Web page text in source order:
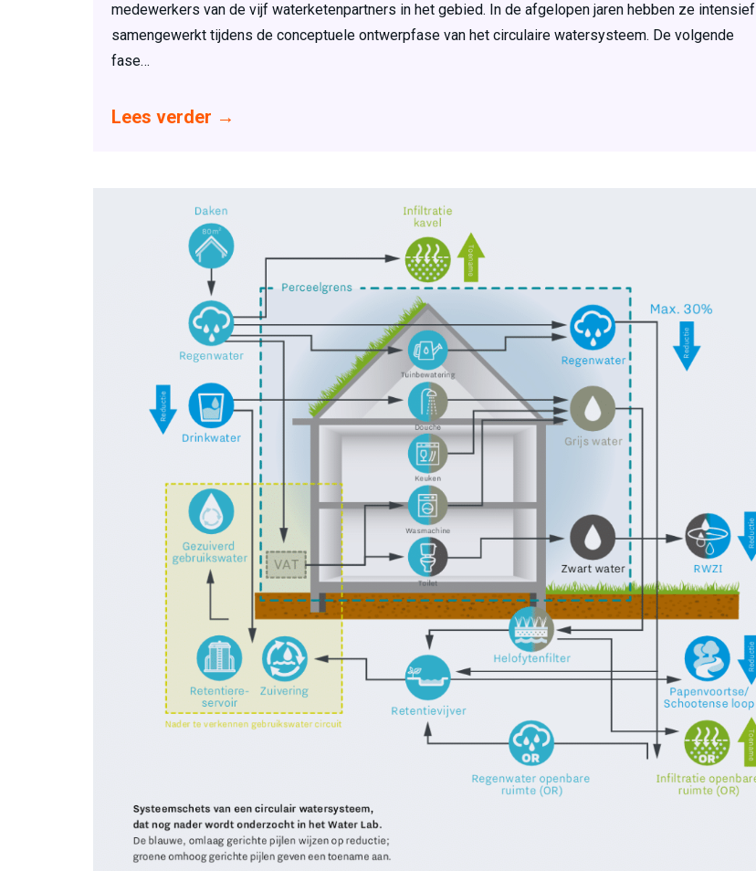
medewerkers van de vijf waterketenpartners in het gebied. In de afgelopen jaren hebben ze intensief
samengewerkt tijdens de conceptuele ontwerpfase van het circulaire watersysteem. De volgende
fase…
Lees verder →